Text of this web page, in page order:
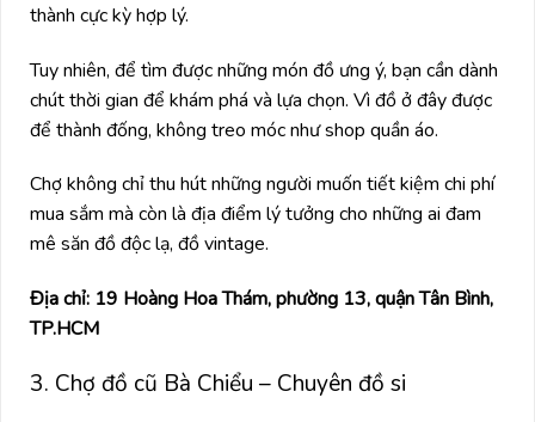
thành cực kỳ hợp lý.
Tuy nhiên, để tìm được những món đồ ưng ý, bạn cần dành
chút thời gian để khám phá và lựa chọn. Vì đồ ở đây được
để thành đống, không treo móc như shop quần áo.
Chợ không chỉ thu hút những người muốn tiết kiệm chi phí
mua sắm mà còn là địa điểm lý tưởng cho những ai đam
mê săn đồ độc lạ, đồ vintage.
Địa chỉ: 19 Hoàng Hoa Thám, phường 13, quận Tân Bình,
TP.HCM
3. Chợ đồ cũ Bà Chiểu – Chuyên đồ si